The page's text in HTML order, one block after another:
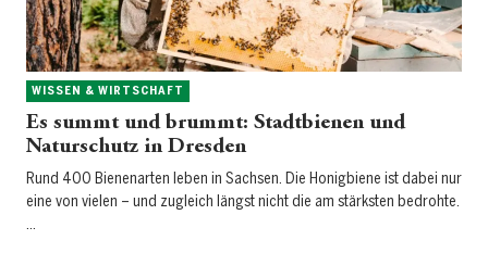
WISSEN & WIRTSCHAFT
Es summt und brummt: Stadtbienen und
Naturschutz in Dresden
Rund 400 Bienenarten leben in Sachsen. Die Honigbiene ist dabei nur
eine von vielen – und zugleich längst nicht die am stärksten bedrohte.
…